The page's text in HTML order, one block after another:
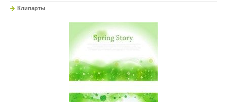
Клипарты